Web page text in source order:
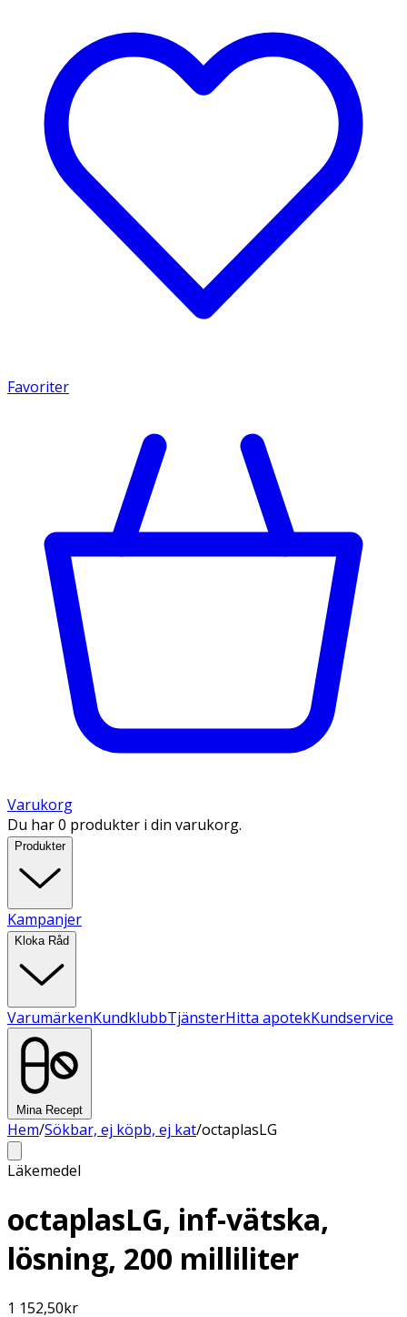
Favoriter
Varukorg
Du har 0 produkter i din varukorg.
Produkter
Kampanjer
Kloka Råd
VarumärkenKundklubbTjänsterHitta apotekKundservice
Mina Recept
Hem/Sökbar, ej köpb, ej kat/octaplasLG
Läkemedel
octaplasLG, inf-vätska,
lösning, 200 milliliter
1 152,50kr